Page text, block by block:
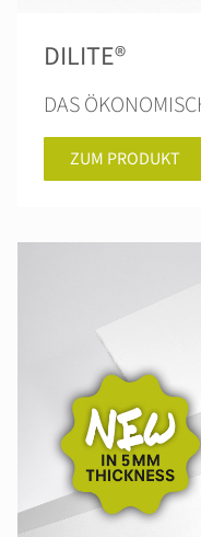
DILITE®
DAS
ZUM PRODUKT